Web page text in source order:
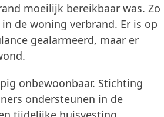
moeilijk bereikbaar was. Zo
de woning verbrand. Er is op
gealarmeerd, maar er
onbewoonbaar. Stichting
ondersteunen in de